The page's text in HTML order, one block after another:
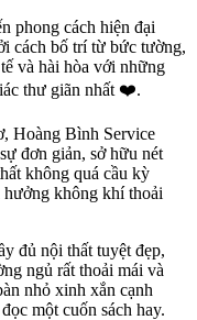
phong cách hiện đại
cách bố trí từ bức tường,
và hài hòa với những
thư giãn nhất ❤️.
Hoàng Bình Service
đơn giản, sở hữu nét
không quá cầu kỳ
hưởng không khí thoải
đủ nội thất tuyệt đẹp,
ngủ rất thoải mái và
nhỏ xinh xắn cạnh
một cuốn sách hay.